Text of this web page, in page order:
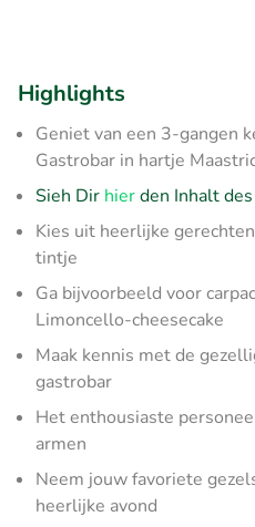
Highlights
Geniet van een 3-gangen
Gastrobar in hartje
Sieh Dir hierden Inhalt
Kies uit heerlijke
tintje
Ga bijvoorbeeld voor
Limoncello-cheesecake
Maak kennis met de
gastrobar
Het enthousiaste
armen
Neem jouw favoriete
heerlijke avond